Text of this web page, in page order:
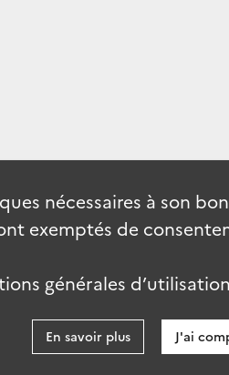
nécessaires à son
exemptés de
générales
En savoir plus J'ai